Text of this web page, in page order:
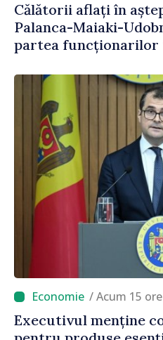
Călătorii aflați în
Palanca-Maiaki-
partea funcționarilor
/ Acum 15 ore
Executivul menține